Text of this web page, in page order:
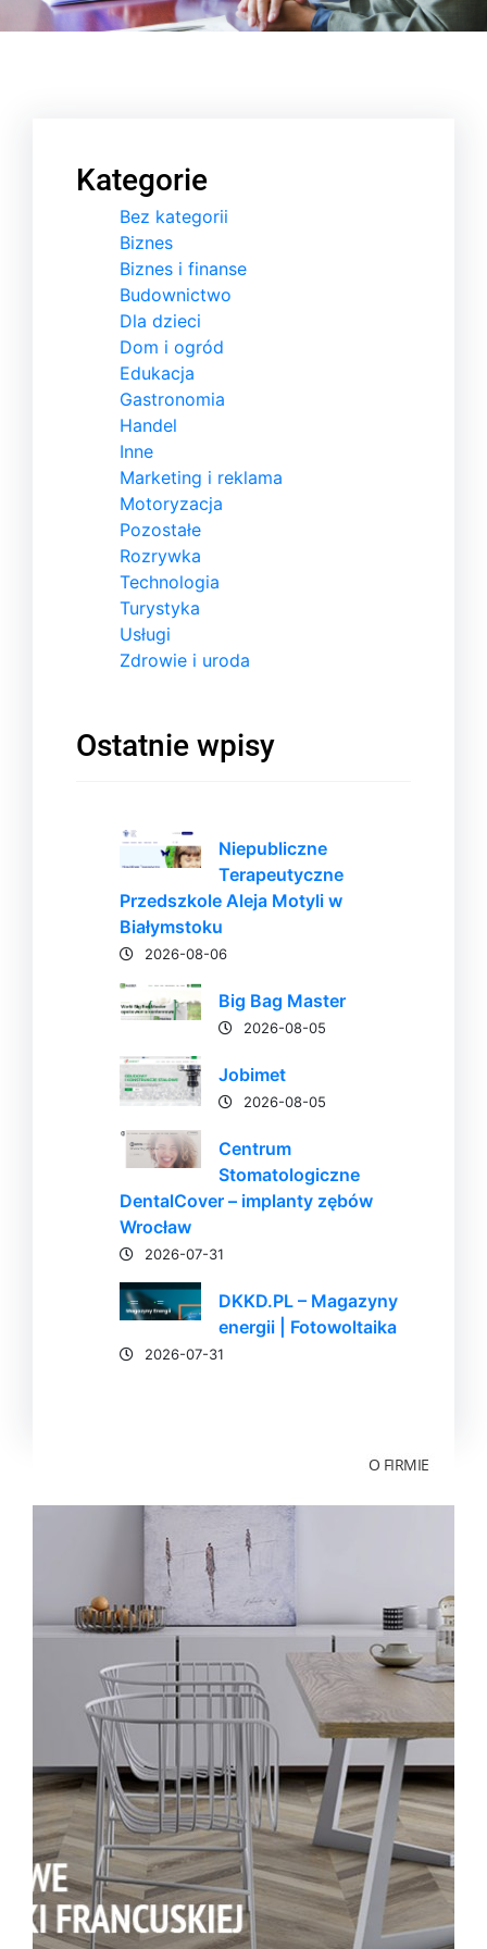
Kategorie
Bez kategorii
Biznes
Biznes i finanse
Budownictwo
Dla dzieci
Dom i ogród
Edukacja
Gastronomia
Handel
Inne
Marketing i reklama
Motoryzacja
Pozostałe
Rozrywka
Technologia
Turystyka
Usługi
Zdrowie i uroda
Ostatnie wpisy
Niepubliczne
Terapeutyczne
Przedszkole Aleja Motyli w
Białymstoku
2026-08-06
Big Bag Master
2026-08-05
Jobimet
2026-08-05
Centrum
Stomatologiczne
DentalCover – implanty zębów
Wrocław
2026-07-31
DKKD.PL – Magazyny
energii | Fotowoltaika
2026-07-31